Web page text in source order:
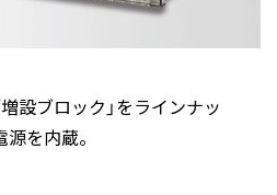
設ブロック」をラインナッ
源を内蔵。